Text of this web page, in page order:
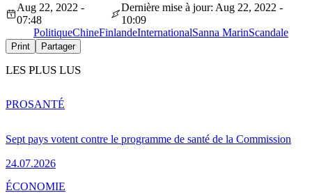
Aug 22, 2022 -
07:48
Dernière mise à jour: Aug 22, 2022 -
10:09
PolitiqueChineFinlandeInternationalSanna MarinScandale
Print Partager
LES PLUS LUS
Sept pays votent contre le programme de santé de la Commission
24.07.2026
PROSANTÉ
ÉCONOMIE